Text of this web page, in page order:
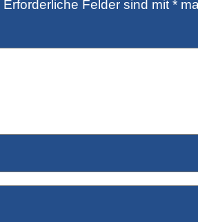
Erforderliche Felder sind mit *